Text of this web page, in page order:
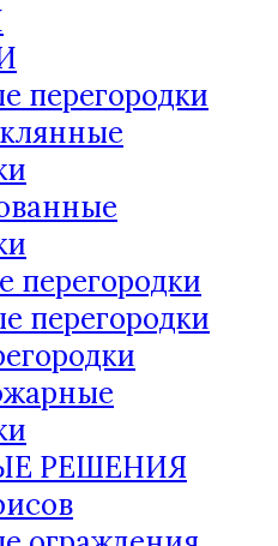
перегородки
перегородки
перегородки
РЕШЕНИЯ